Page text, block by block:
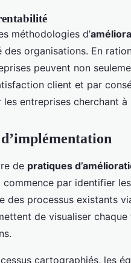
méthodologies d’
des organisations. En
peuvent non
client et par
les entreprises cherchant
de pratiques
commence par identifier les
des processus existants
de visualiser
cartographiés, les